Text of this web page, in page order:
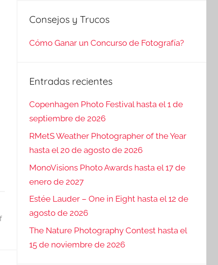
Consejos y Trucos
Cómo Ganar un Concurso de Fotografía?
Entradas recientes
Copenhagen Photo Festival hasta el 1 de
septiembre de 2026
RMetS Weather Photographer of the Year
hasta el 20 de agosto de 2026
MonoVisions Photo Awards hasta el 17 de
enero de 2027
Estée Lauder – One in Eight hasta el 12 de
agosto de 2026
The Nature Photography Contest hasta el
15 de noviembre de 2026